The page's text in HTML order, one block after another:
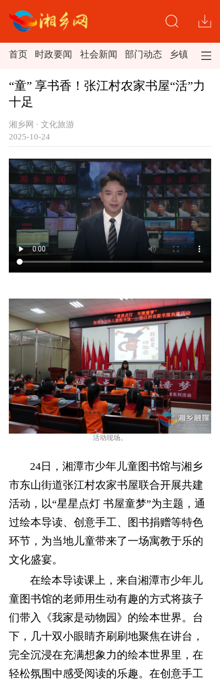
首页 时政要闻 社会新闻 部门动态 乡镇新闻
“童” 享书香！张江村农家书屋“活”力
十足
湘乡网 · 文化旅游
2025-10-24
活动现场。
24日，湘潭市少年儿童图书馆与湘乡
市东山街道张江村农家书屋联合开展共建
活动，以“星星点灯 书屋童梦”为主题，通
过绘本导读、创意手工、图书捐赠等特色
环节，为当地儿童带来了一场寓教于乐的
文化盛宴。
在绘本导读课上，来自湘潭市少年儿
童图书馆的老师用生动有趣的方式将孩子
们带入《我家是动物园》的绘本世界。台
下，几十双小眼睛齐刷刷地聚焦在讲台，
完全沉浸在充满想象力的绘本世界里，在
轻松氛围中感受阅读的乐趣。在创意手工